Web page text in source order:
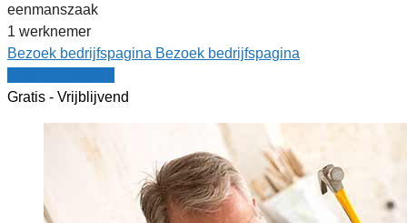
eenmanszaak
1 werknemer
Bezoek bedrijfspagina Bezoek bedrijfspagina
Gratis - Vrijblijvend